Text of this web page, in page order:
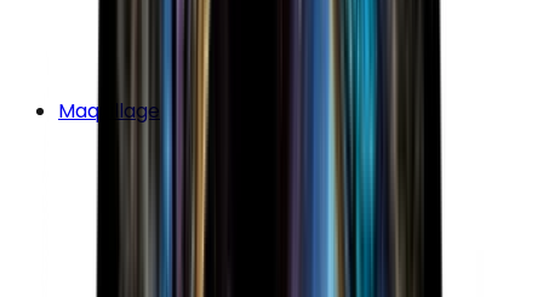
Maquillage